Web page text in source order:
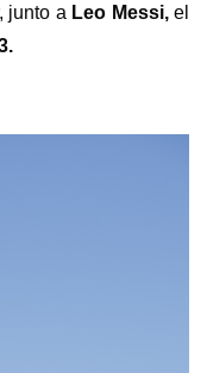
junto a Leo Messi,el